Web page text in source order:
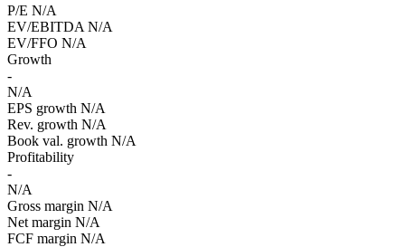
P/E N/A
EV/EBITDA N/A
EV/FFO N/A
Growth
-
N/A
EPS growth N/A
Rev. growth N/A
Book val. growth N/A
Profitability
-
N/A
Gross margin N/A
Net margin N/A
FCF margin N/A